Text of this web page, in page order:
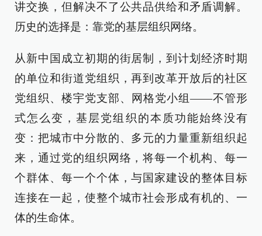
讲交换，但解决不了公共品供给和矛盾调解。
历史的选择是：靠党的基层组织网络。
从新中国成立初期的街居制，到计划经济时期
的单位和街道党组织，再到改革开放后的社区
党组织、楼宇党支部、网格党小组——不管形
式怎么变，基层党组织的本质功能始终没有
变：把城市中分散的、多元的力量重新组织起
来，通过党的组织网络，将每一个机构、每一
个群体、每一个个体，与国家建设的整体目标
连接在一起，使整个城市社会形成有机的、一
体的生命体。